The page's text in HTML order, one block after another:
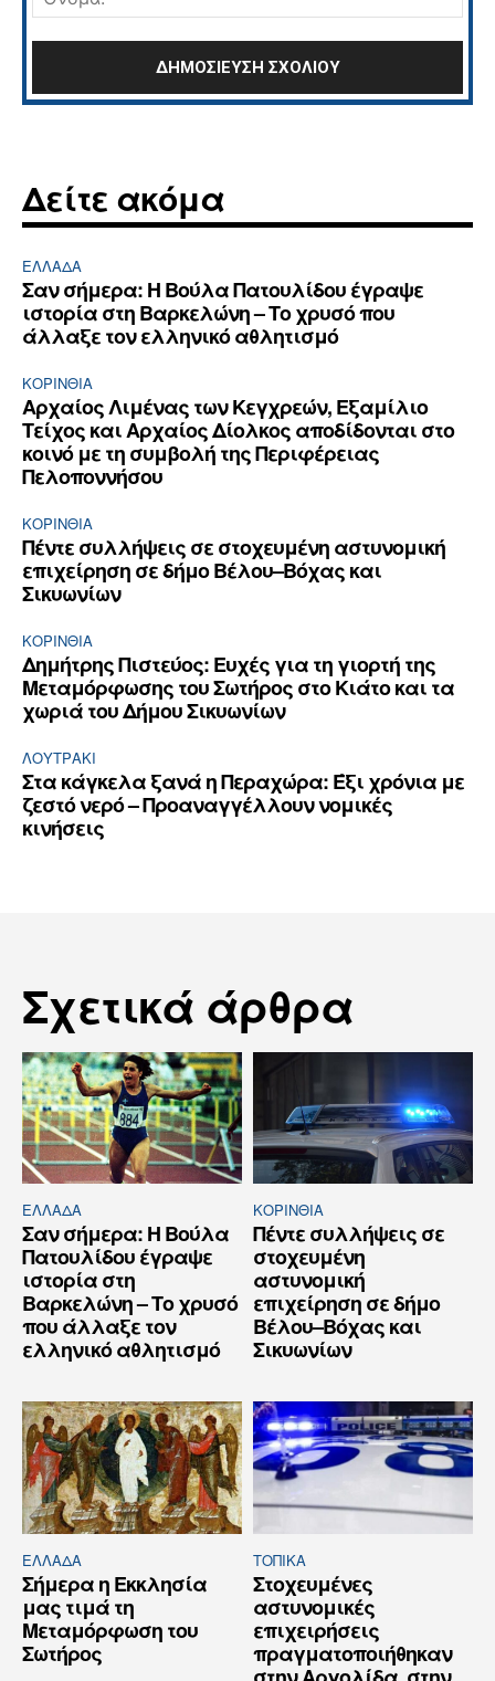
Δείτε ακόμα
ΕΛΛΆΔΑ
Σαν σήμερα: Η Βούλα Πατουλίδου έγραψε
ιστορία στη Βαρκελώνη – Το χρυσό που
άλλαξε τον ελληνικό αθλητισμό
ΚΟΡΙΝΘΊΑ
Αρχαίος Λιμένας των Κεγχρεών, Εξαμίλιο
Τείχος και Aρχαίος Δίολκος αποδίδονται στο
κοινό με τη συμβολή της Περιφέρειας
Πελοποννήσου
ΚΟΡΙΝΘΊΑ
Πέντε συλλήψεις σε στοχευμένη αστυνομική
επιχείρηση σε δήμο Βέλου–Βόχας και
Σικυωνίων
ΚΟΡΙΝΘΊΑ
Δημήτρης Πιστεύος: Ευχές για τη γιορτή της
Μεταμόρφωσης του Σωτήρος στο Κιάτο και τα
χωριά του Δήμου Σικυωνίων
ΛΟΥΤΡΆΚΙ
Στα κάγκελα ξανά η Περαχώρα: Έξι χρόνια με
ζεστό νερό – Προαναγγέλλουν νομικές
κινήσεις
Σχετικά άρθρα
ΕΛΛΆΔΑ
Σαν σήμερα: Η Βούλα
Πατουλίδου έγραψε
ιστορία στη
Βαρκελώνη – Το χρυσό
που άλλαξε τον
ελληνικό αθλητισμό
ΚΟΡΙΝΘΊΑ
Πέντε συλλήψεις σε
στοχευμένη
αστυνομική
επιχείρηση σε δήμο
Βέλου–Βόχας και
Σικυωνίων
ΕΛΛΆΔΑ
Σήμερα η Εκκλησία
μας τιμά τη
Μεταμόρφωση του
Σωτήρος
ΤΟΠΙΚΑ
Στοχευμένες
αστυνομικές
επιχειρήσεις
πραγματοποιήθηκαν